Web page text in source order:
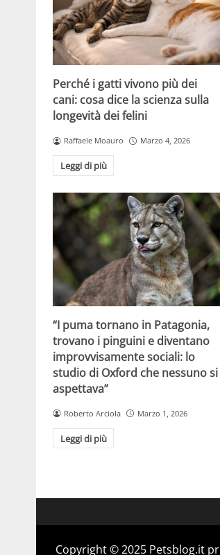
Perché i gatti vivono più dei
cani: cosa dice la scienza sulla
longevità dei felini
Raffaele Moauro Marzo 4, 2026
Leggi di più
“I puma tornano in Patagonia,
trovano i pinguini e diventano
improvvisamente sociali: lo
studio di Oxford che nessuno si
aspettava”
Roberto Arciola Marzo 1, 2026
Leggi di più
Copyright © 2025 Petsblog.it